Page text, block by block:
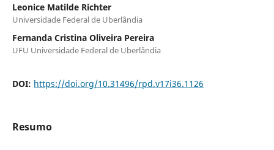
Leonice Matilde Richter
Universidade Federal de Uberlândia
Fernanda Cristina Oliveira Pereira
UFU Universidade Federal de Uberlândia
DOI: https://doi.org/10.31496/rpd.v17i36.1126
Resumo